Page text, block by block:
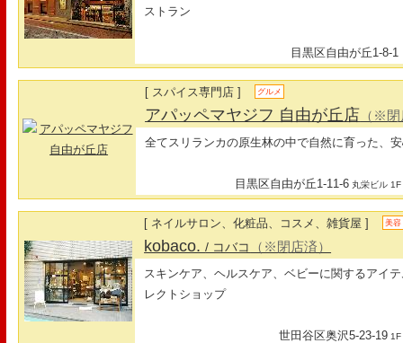
ストラン
目黒区自由が丘1-8-1
[ スパイス専門店 ] グルメ
アパッペマヤジフ 自由が丘店 （※
全てスリランカの原生林の中で自然に育った、
目黒区自由が丘1-11-6 丸栄ビル 1F
[ ネイルサロン、化粧品、コスメ、雑貨屋 ] 美容
kobaco./ コバコ （※閉店済）
スキンケア、ヘルスケア、ベビーに関するアイ
レクトショップ
世田谷区奥沢5-23-19 1F